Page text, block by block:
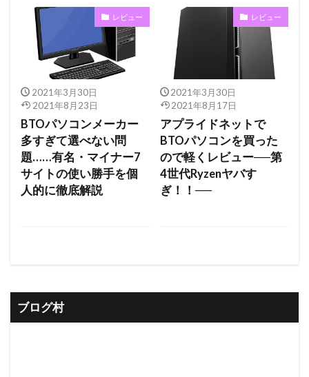
レビュー
2021年3月30日
2021年8月23日
BTOパソコンメーカー
多すぎて選べない問
題……有名・マイナー7
サイトの使い勝手を個
人的に徹底解説
レビュー
2021年3月30日
2021年8月17日
アプライドネットで
BTOパソコンを買った
ので軽くレビュー──第
4世代Ryzenヤバす
ぎ！！──
ブログ村